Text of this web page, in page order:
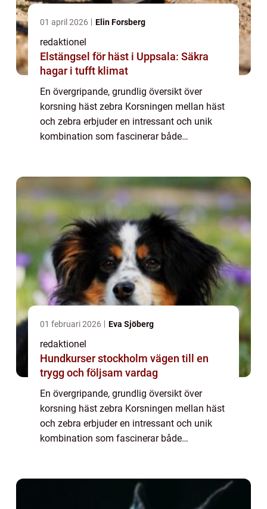
01 april 2026 Elin Forsberg
redaktionel
Elstängsel för häst i Uppsala: Säkra
hagar i tufft klimat
En övergripande, grundlig översikt över
korsning häst zebra Korsningen mellan häst
och zebra erbjuder en intressant och unik
kombination som fascinerar både
01 februari 2026 Eva Sjöberg
redaktionel
Hundkurser stockholm vägen till en
trygg och följsam vardag
En övergripande, grundlig översikt över
korsning häst zebra Korsningen mellan häst
och zebra erbjuder en intressant och unik
kombination som fascinerar både